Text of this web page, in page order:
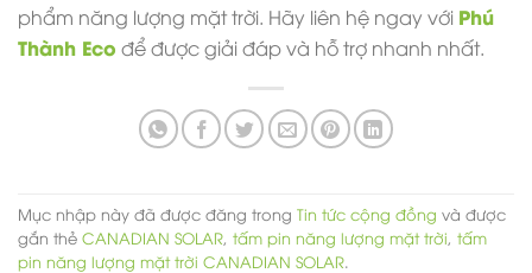
phẩm năng lượng mặt trời. Hãy liên hệ ngay với Phú
Thành Eco để được giải đáp và hỗ trợ nhanh nhất.
Mục nhập này đã được đăng trong Tin tức cộng đồng và được
gắn thẻ CANADIAN SOLAR, tấm pin năng lượng mặt trời, tấm
pin năng lượng mặt trời CANADIAN SOLAR.